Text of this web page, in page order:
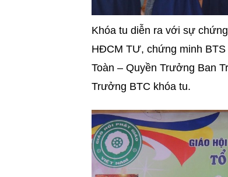
Khóa tu diễn ra với sự
HĐCM TƯ, chứng minh
Toàn – Quyền Trưởng Ban
Trưởng BTC khóa tu.